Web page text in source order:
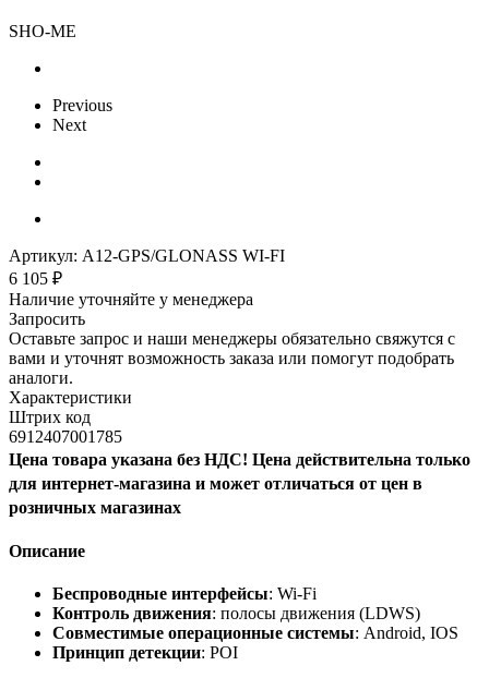
SHO-ME
Previous
Next
Артикул: A12-GPS/GLONASS WI-FI
6 105 ₽
Наличие уточняйте у менеджера
Запросить
Оставьте запрос и наши менеджеры обязательно свяжутся с
вами и уточнят возможность заказа или помогут подобрать
аналоги.
Характеристики
Штрих код
6912407001785
Цена товара указана без НДС! Цена действительна только
для интернет-магазина и может отличаться от цен в
розничных магазинах
Описание
Беспроводные интерфейсы: Wi-Fi
Контроль движения: полосы движения (LDWS)
Совместимые операционные системы: Android, IOS
Принцип детекции: POI